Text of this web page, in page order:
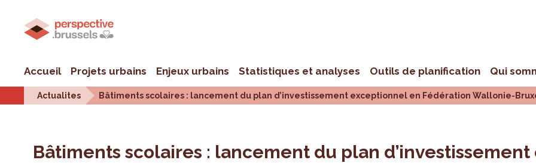
Accueil Projets urbains Enjeux urbains Statistiques et analyses Outils de planification Qui
Actualites Bâtiments scolaires : lancement du plan d’investissement exceptionnel en Fédération Wallonie-
Bâtiments scolaires : lancement du plan